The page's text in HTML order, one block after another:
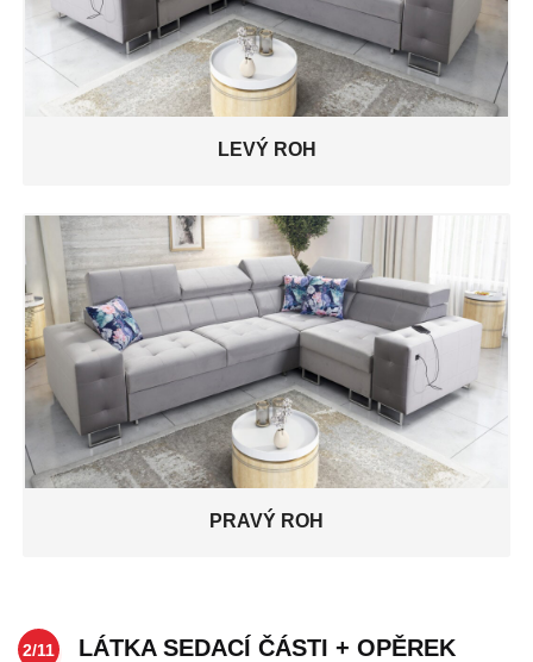
LEVÝ ROH
PRAVÝ ROH
2/11 LÁTKA SEDACÍ ČÁSTI + OPĚREK